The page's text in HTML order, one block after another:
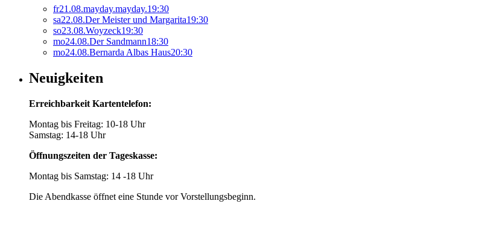
fr21.08.mayday.mayday.19:30
sa22.08.Der Meister und Margarita19:30
so23.08.Woyzeck19:30
mo24.08.Der Sandmann18:30
mo24.08.Bernarda Albas Haus20:30
Neuigkeiten
Erreichbarkeit Kartentelefon:
Montag bis Freitag: 10-18 Uhr
Samstag: 14-18 Uhr
Öffnungszeiten der Tageskasse:
Montag bis Samstag: 14 -18 Uhr
Die Abendkasse öffnet eine Stunde vor Vorstellungsbeginn.